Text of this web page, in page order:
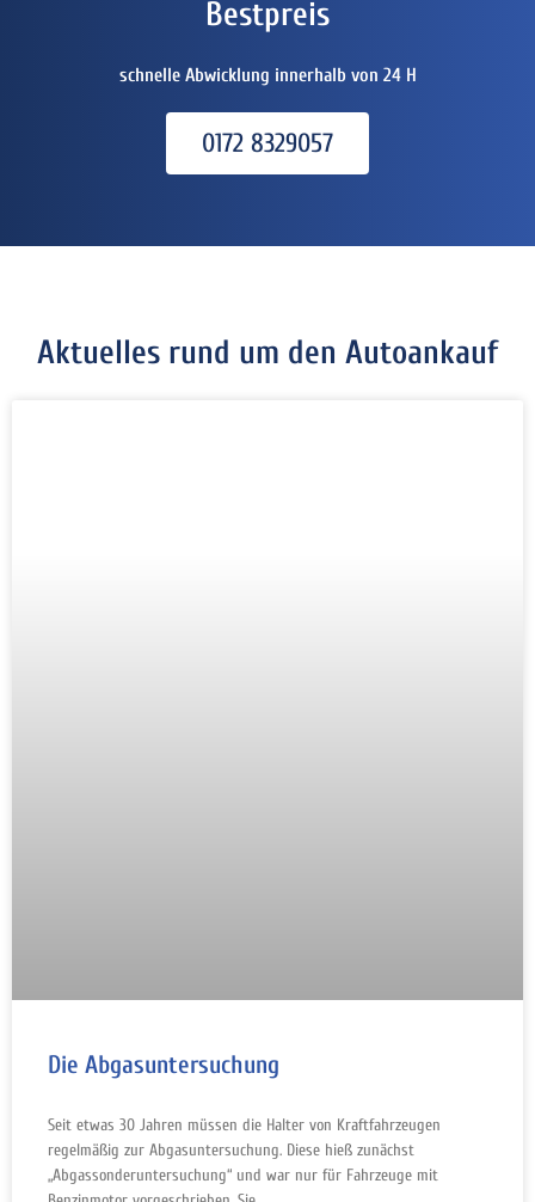
Bestpreis
schnelle Abwicklung innerhalb von 24 H
0172 8329057
Aktuelles rund um den Autoankauf
Die Abgasuntersuchung
Seit etwas 30 Jahren müssen die Halter von Kraftfahrzeugen
regelmäßig zur Abgasuntersuchung. Diese hieß zunächst
„Abgassonderuntersuchung“ und war nur für Fahrzeuge mit